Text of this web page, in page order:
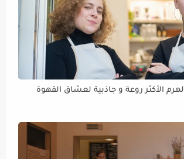
الأكثر روعة و جاذبية لعشاق القهوة